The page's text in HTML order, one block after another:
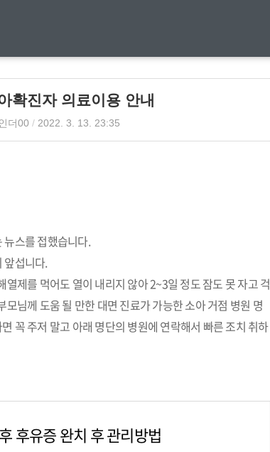
확진자 의료이용 안내
더00 / 2022. 3. 13. 23:35
뉴스를 접했습니다.
앞섭니다.
제를 먹어도 열이 내리지 않아 2~3일 정도 잠도 못 자고 걱
님께 도움 될 만한 대면 진료가 가능한 소아 거점 병원 명
꼭 주저 말고 아래 명단의 병원에 연락해서 빠른 조치 취하
후유증 완치 후 관리방법